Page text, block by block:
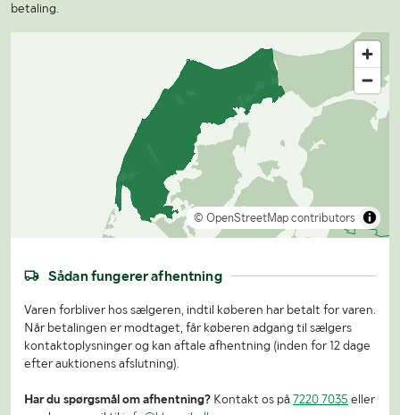
betaling.
© OpenStreetMap contributors
Sådan fungerer afhentning
Varen forbliver hos sælgeren, indtil køberen har betalt for varen.
Når betalingen er modtaget, får køberen adgang til sælgers
kontaktoplysninger og kan aftale afhentning (inden for 12 dage
efter auktionens afslutning).
Har du spørgsmål om afhentning? Kontakt os på 7220 7035 eller